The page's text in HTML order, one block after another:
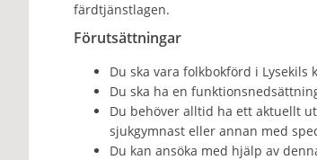
färdtjänstlagen.
Förutsättningar
Du ska vara folkbokförd i Lysekils
Du ska ha en
Du behöver alltid ha ett aktuellt
sjukgymnast eller annan med
Du kan ansöka med hjälp av